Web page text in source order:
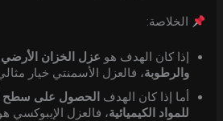
الخلاصة:
إذا كان الهدف هو عزل الخزان
والرطوبة، فالعزل الأسمنتي خيار
أما إذا كان الهدف الحصول على سطح
للمواد الكيميائية، فالعزل الإيبوكسي